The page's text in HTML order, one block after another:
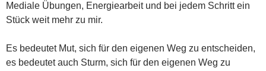
Mediale Übungen, Energiearbeit und bei jedem Schritt ein
Stück weit mehr zu mir.
Es bedeutet Mut, sich für den eigenen Weg zu entscheiden,
es bedeutet auch Sturm, sich für den eigenen Weg zu